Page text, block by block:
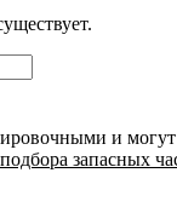
и могут
запасных